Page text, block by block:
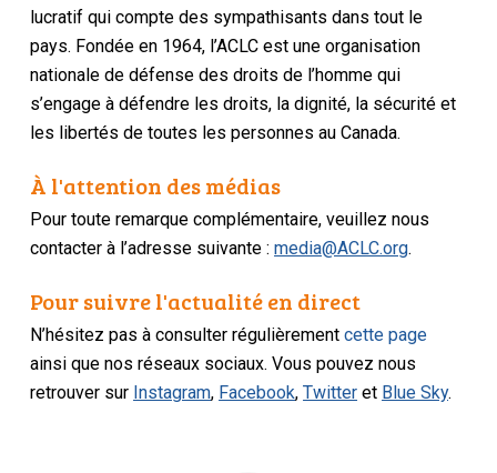
lucratif qui compte des sympathisants dans tout le
pays. Fondée en 1964, l’ACLC est une organisation
nationale de défense des droits de l’homme qui
s’engage à défendre les droits, la dignité, la sécurité et
les libertés de toutes les personnes au Canada.
À l'attention des médias
Pour toute remarque complémentaire, veuillez nous
contacter à l’adresse suivante :media@ACLC.org.
Pour suivre l'actualité en direct
N’hésitez pas à consulter régulièrementcette page
ainsi que nos réseaux sociaux. Vous pouvez nous
retrouver sur Instagram, Facebook,Twitter et Blue Sky.